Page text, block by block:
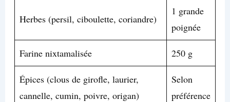
Herbes (persil, ciboulette, coriandre)
1 grande
poignée
Farine nixtamalisée 250 g
Épices (clous de girofle, laurier,
cannelle, cumin, poivre, origan)
Selon
préférence